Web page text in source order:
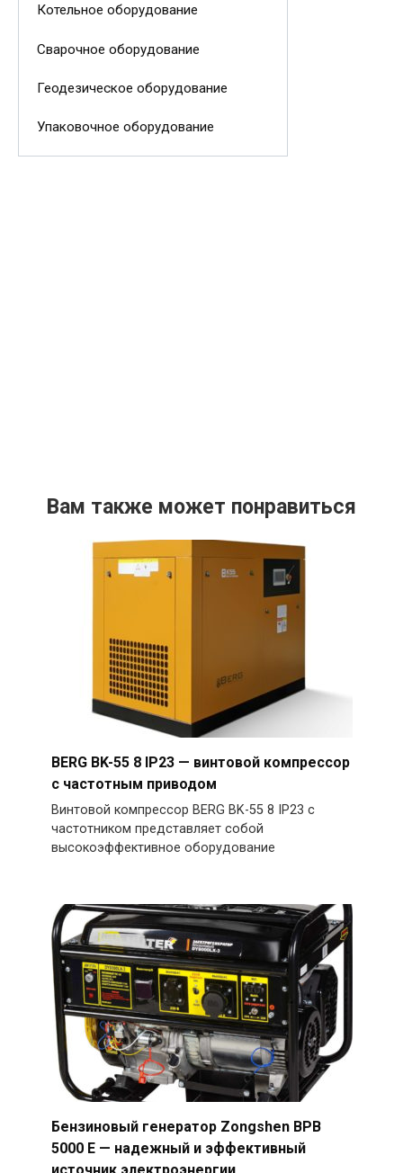
Котельное оборудование
Сварочное оборудование
Геодезическое оборудование
Упаковочное оборудование
Вам также может понравиться
BERG BK-55 8 IP23 — винтовой компрессор
с частотным приводом
Винтовой компрессор BERG BK-55 8 IP23 с
частотником представляет собой
высокоэффективное оборудование
Бензиновый генератор Zongshen BPB
5000 E — надежный и эффективный
источник электроэнергии